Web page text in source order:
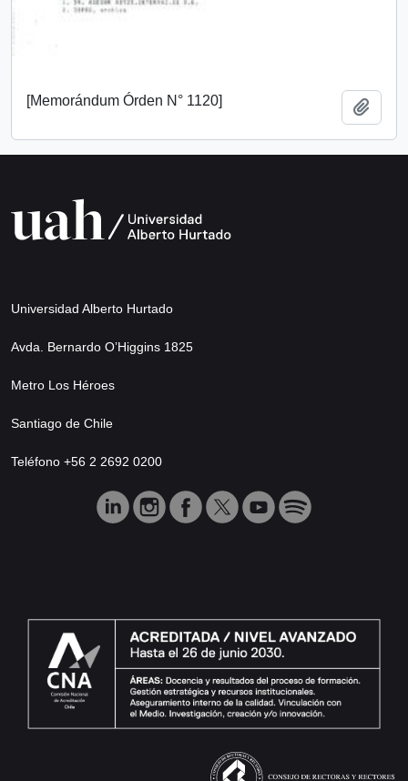
[Memorándum Órden N° 1120]
Universidad Alberto Hurtado
Avda. Bernardo O’Higgins 1825
Metro Los Héroes
Santiago de Chile
Teléfono +56 2 2692 0200